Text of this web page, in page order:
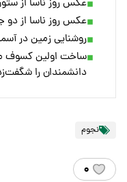
عکس روز ناسا از
عکس روز ناسا از دو
روشنایی زمین در
ساخت اولین کسوف
دانشمندان را
نجوم
۰